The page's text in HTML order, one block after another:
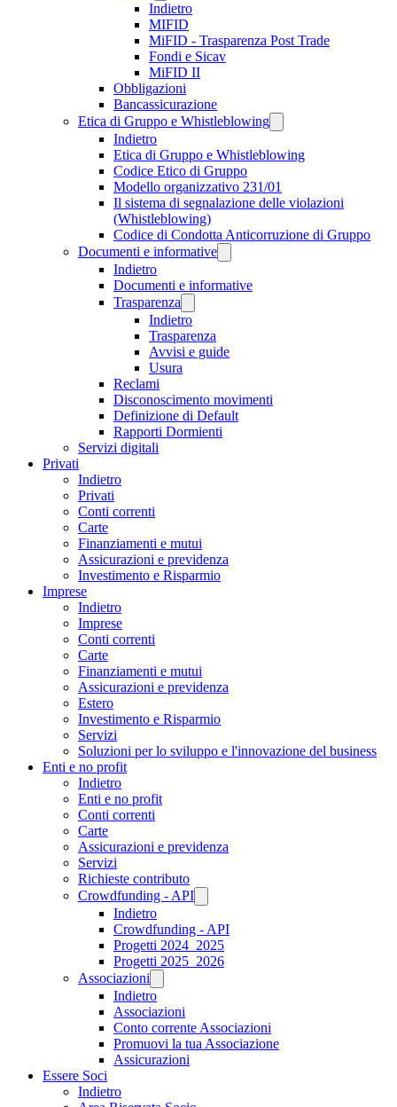
Indietro
MIFID
MiFID - Trasparenza Post Trade
Fondi e Sicav
MiFID II
Obbligazioni
Bancassicurazione
Etica di Gruppo e Whistleblowing
Indietro
Etica di Gruppo e Whistleblowing
Codice Etico di Gruppo
Modello organizzativo 231/01
Il sistema di segnalazione delle violazioni
(Whistleblowing)
Codice di Condotta Anticorruzione di Gruppo
Documenti e informative
Indietro
Documenti e informative
Trasparenza
Indietro
Trasparenza
Avvisi e guide
Usura
Reclami
Disconoscimento movimenti
Definizione di Default
Rapporti Dormienti
Servizi digitali
Privati
Indietro
Privati
Conti correnti
Carte
Finanziamenti e mutui
Assicurazioni e previdenza
Investimento e Risparmio
Imprese
Indietro
Imprese
Conti correnti
Carte
Finanziamenti e mutui
Assicurazioni e previdenza
Estero
Investimento e Risparmio
Servizi
Soluzioni per lo sviluppo e l'innovazione del business
Enti e no profit
Indietro
Enti e no profit
Conti correnti
Carte
Assicurazioni e previdenza
Servizi
Richieste contributo
Crowdfunding - API
Indietro
Crowdfunding - API
Progetti 2024_2025
Progetti 2025_2026
Associazioni
Indietro
Associazioni
Conto corrente Associazioni
Promuovi la tua Associazione
Assicurazioni
Essere Soci
Indietro